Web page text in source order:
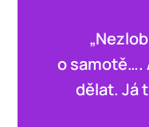
o samotě….
dělat. Já